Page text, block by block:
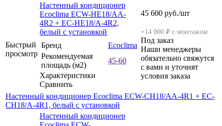
Быстрый
просмотр
Настенный кондиционер
Ecoclima ECW-HE18/AA-
4R2 + EC-HE18/A-4R2,
белый с установкой
Бренд
Ecoclima
Рекомендуемая
площадь (м2)
45-60
Характеристики
Сравнить
45 600 руб./шт
+14 000 ₽ с монтажом
Под заказ
Наши менеджеры
обязательно свяжутся
с вами и уточнят
условия заказа
Настенный кондиционер Ecoclima ECW-CH18/AA-4R1 + EC-
CH18/A-4R1, белый с установкой
Настенный кондиционер